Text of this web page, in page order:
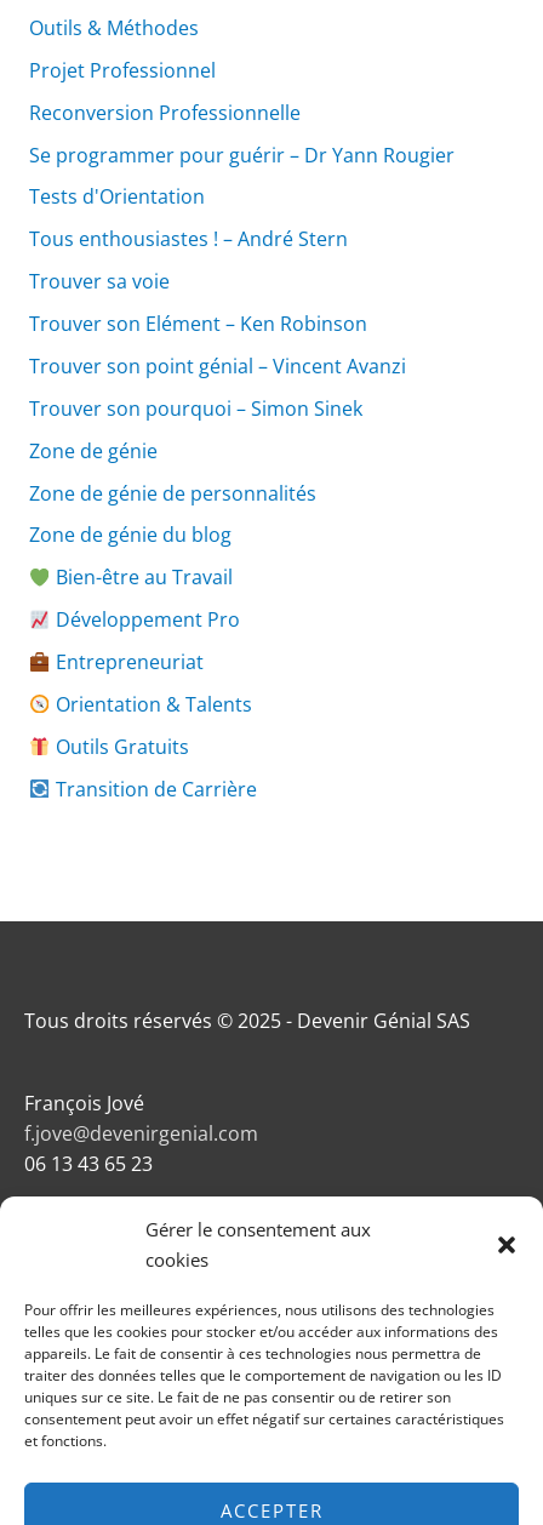
Gérer le consentement aux
cookies
Pour offrir les meilleures expériences, nous utilisons des technologies
telles que les cookies pour stocker et/ou accéder aux informations des
appareils. Le fait de consentir à ces technologies nous permettra de
traiter des données telles que le comportement de navigation ou les ID
uniques sur ce site. Le fait de ne pas consentir ou de retirer son
consentement peut avoir un effet négatif sur certaines caractéristiques
et fonctions.
ACCEPTER
Outils & Méthodes
Projet Professionnel
Reconversion Professionnelle
Se programmer pour guérir – Dr Yann Rougier
Tests d'Orientation
Tous enthousiastes ! – André Stern
Trouver sa voie
Trouver son Elément – Ken Robinson
Trouver son point génial – Vincent Avanzi
Trouver son pourquoi – Simon Sinek
Zone de génie
Zone de génie de personnalités
Zone de génie du blog
Bien-être au Travail
Développement Pro
Entrepreneuriat
Orientation & Talents
Outils Gratuits
Transition de Carrière
Tous droits réservés © 2025 - Devenir Génial SAS
François Jové
f.jove@devenirgenial.com
06 13 43 65 23
Newsletters
Mentions légales
Conditions générales de vente